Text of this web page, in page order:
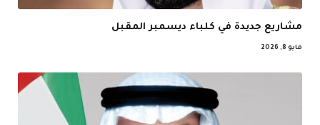
مشاريع جديدة في كلباء ديسمبر المقبل
مايو 8, 2026